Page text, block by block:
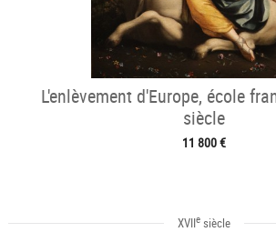
L'enlèvement d'Europe, école
siècle
11 800 €
XVIIesiècle